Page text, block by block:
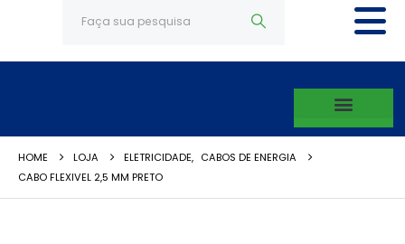
HOME LOJA ELETRICIDADE, CABOS DE ENERGIA
CABO FLEXIVEL 2,5 MM PRETO